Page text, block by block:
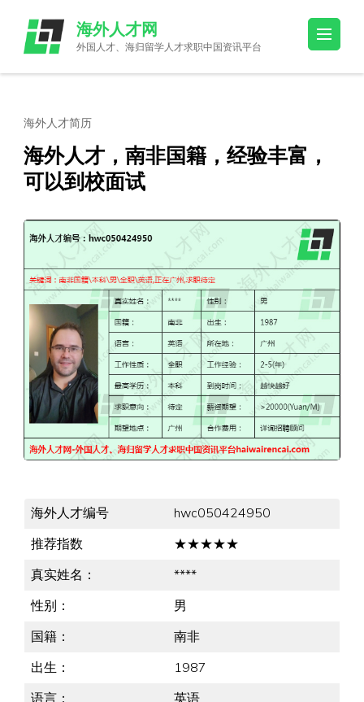
content
(Press
海外人才网
外国人才、海归留学人才求职中国资讯平台
海外人才简历
海外人才，南非国籍，经验丰富，
可以到校面试
海外人才编号
hwc050424950
推荐指数
★★★★★
真实姓名：
****
性别：
男
国籍：
南非
出生：
1987